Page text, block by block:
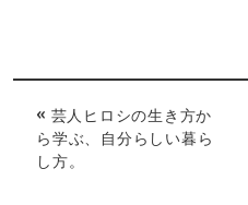
« 芸人ヒロシの生き方か
ら学ぶ、自分らしい暮ら
し方。